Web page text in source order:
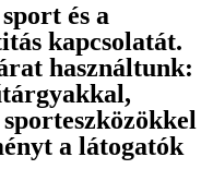
és a
kapcsolatát.
használtunk:
a látogatók